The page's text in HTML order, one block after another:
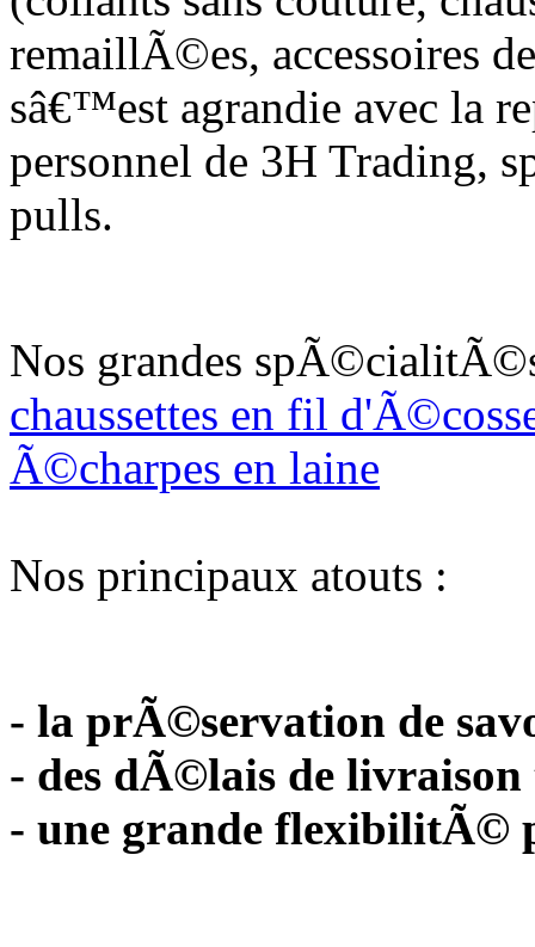
remaillÃ©es, accessoires
sâ€™est agrandie avec la
personnel de 3H Trading,
pulls.
Nos grandes
chaussettes en fil
Ã©charpes en laine
Nos principaux atouts :
- la prÃ©servation de
- des dÃ©lais de livraison
- une grande flexibilitÃ©